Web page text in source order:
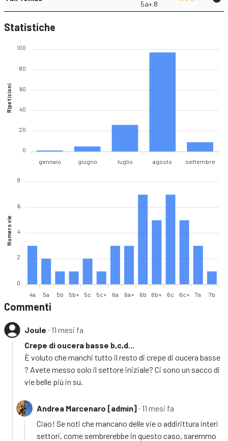
5a+.8
Statistiche
100
80
60
40
20
0
Ripetizioni
gennaio giugno luglio agosto settembre
8
6
4
2
0
Numero vie
4a 5a 5b 5b+ 5c 5c+ 6a 6a+ 6b 6b+ 6c 6c+ 7a 7b
Commenti
Joule ∙ 11 mesi fa
Crepe di oucera basse b,c,d...
È voluto che manchi tutto il resto di crepe di oucera basse
? Avete messo solo il settore iniziale? Ci sono un sacco di
vie belle più in su.
Andrea Marcenaro [admin] ∙ 11 mesi fa
Ciao! Se noti che mancano delle vie o addirittura interi
settori, come sembrerebbe in questo caso, saremmo